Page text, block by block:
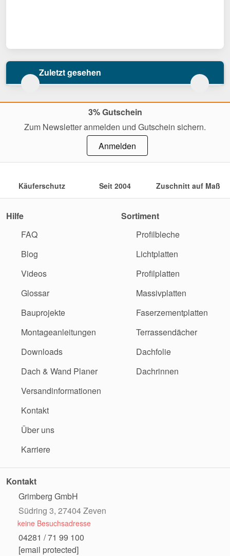
Zuletzt gesehen
3% Gutschein
Zum Newsletter anmelden und Gutschein sichern.
Anmelden
Käuferschutz Seit 2004 Zuschnitt auf Maß
Hilfe
FAQ
Blog
Videos
Glossar
Bauprojekte
Montageanleitungen
Downloads
Dach & Wand Planer
Versandinformationen
Kontakt
Über uns
Karriere
Sortiment
Profilbleche
Lichtplatten
Profilplatten
Massivplatten
Faserzementplatten
Terrassendächer
Dachfolie
Dachrinnen
Kontakt
Grimberg GmbH
Südring 3, 27404 Zeven
keine Besuchsadresse
04281 / 71 99 100
[email protected]